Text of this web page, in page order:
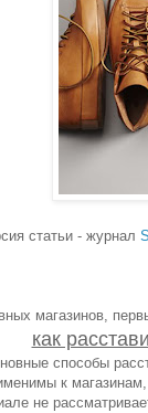
статьи - журнал
магазинов,
как
способы
к
не